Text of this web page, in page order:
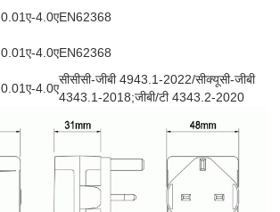
0.01ए-4.0एEN62368
0.01ए-4.0एEN62368
0.01ए-4.0ए
सीसीसी-जीबी 4943.1-2022/सीक्यूसी-जीबी
4343.1-2018;जीबी/टी 4343.2-2020